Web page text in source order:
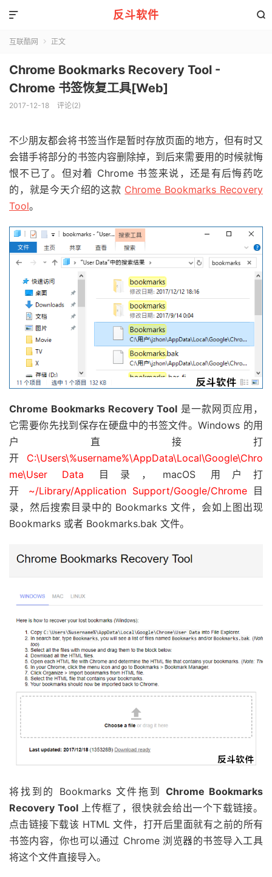
反斗软件 

互联酷网  正文
Chrome Bookmarks Recovery Tool -
Chrome 书签恢复工具[Web]
2017-12-18 评论(2)
不少朋友都会将书签当作是暂时存放页面的地方，但有时又
会错手将部分的书签内容删除掉，到后来需要用的时候就悔
恨不已了。但对着 Chrome 书签来说，还是有后悔药吃
的，就是今天介绍的这款 Chrome Bookmarks Recovery
Tool。
Chrome Bookmarks Recovery Tool 是一款网页应用，
它需要你先找到保存在硬盘中的书签文件。Windows 的用
户直接打
开 C:\Users\%username%\AppData\Local\Google\Chro
me\User Data 目录，macOS 用户打
开 ~/Library/Application Support/Google/Chrome目
录，然后搜索目录中的 Bookmarks 文件，会如上图出现
Bookmarks 或者 Bookmarks.bak 文件。
将找到的 Bookmarks 文件拖到Chrome Bookmarks
Recovery Tool上传框了，很快就会给出一个下载链接。
点击链接下载该 HTML 文件，打开后里面就有之前的所有
书签内容，你也可以通过 Chrome 浏览器的书签导入工具
将这个文件直接导入。